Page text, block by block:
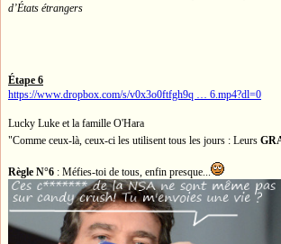
d’États étrangers
Étape 6
https://www.dropbox.com/s/v0x3o0ftfgh9q … 6.mp4?dl=0
Lucky Luke et la famille O'Hara
"Comme ceux-là, ceux-ci les utilisent tous les jours : Leurs
Règle N°6 : Méfies-toi de tous, enfin presque...